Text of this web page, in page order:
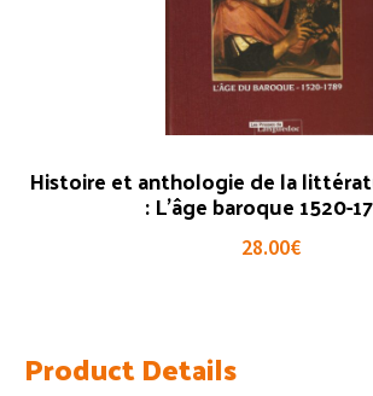
Histoire et anthologie de la
: L’âge baroque 1520-
28.00€
Product Details